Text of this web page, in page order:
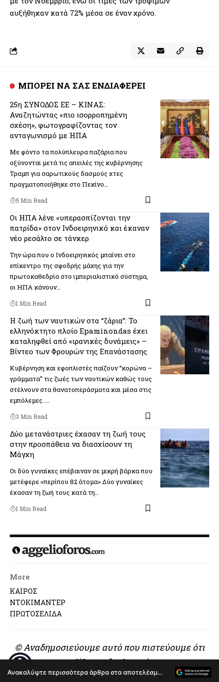
αυξήθηκαν κατά 72% μέσα σε έναν χρόνο.
ΜΠΟΡΕΙ ΝΑ ΣΑΣ ΕΝΔΙΑΦΕΡΕΙ
25η ΣΥΝΟΔΟΣ ΕΕ – ΚΙΝΑΣ:
Αναζητώντας «πιο ισορροπημένη
σχέση», φωτογραφίζοντας τον
ανταγωνισμό με ΗΠΑ
Με φόντο τα πολύπλευρα παζάρια που
οξύνονται μετά τις απειλές της κυβέρνησης
Τραμπ για σαρωτικούς δασμούς χτες
πραγματοποιήθηκε στο Πεκίνο…
5 Min Read
Οι ΗΠΑ λένε «υπερασπίζονται την
πατρίδα» στον Ινδοειρηνικό και έκαναν
νέο ρεσάλτο σε τάνκερ
Την ώρα που ο Ινδοειρηνικός μπαίνει στο
επίκεντρο της σφοδρής μάχης για την
πρωτοκαθεδρία στο ιμπεριαλιστικό σύστημα,
οι ΗΠΑ κάνουν…
1 Min Read
Η ζωή των ναυτικών στα “ζάρια”: Το
ελληνόκτητο πλοίο Epaminondas έχει
καταληφθεί από «ιρανικές δυνάμεις» –
Βίντεο των Φρουρών της Επανάστασης
Κυβέρνηση και εφοπλιστές παίζουν “κορώνα –
γράμματα” τις ζωές των ναυτικών καθώς τους
στέλνουν στα θανατοπεράσματα και μέσα στις
εμπόλεμες..…
3 Min Read
Δύο μετανάστριες έχασαν τη ζωή τους
στην προσπάθεια να διασχίσουν τη
Μάγχη
Οι δύο γυναίκες επέβαιναν σε μικρή βάρκα που
μετέφερε «περίπου 82 άτομα» Δύο γυναίκες
έχασαν τη ζωή τους κατά τη…
1 Min Read
More
ΚΑΙΡΟΣ
ΝΤΟΚΙΜΑΝΤΕΡ
ΠΡΩΤΟΣΕΛΙΔΑ
© Αναδημοσιεύουμε αυτό που πιστεύουμε ότι
αξίζει να διαβαστεί..
Ανακαλύψτε περισσότερα άρθρα στα αποτελέσματα αναζήτησης